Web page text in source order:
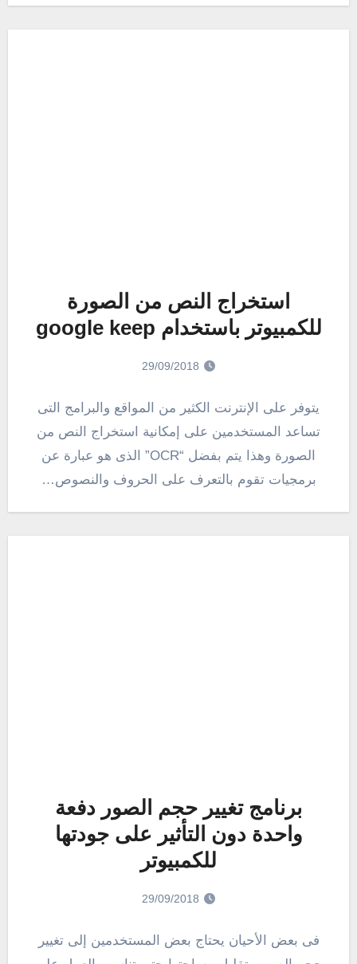
استخراج النص من الصورة
للكمبيوتر باستخدام google keep
29/09/2018
يتوفر على الإنترنت الكثير من المواقع والبرامج التى
تساعد المستخدمين على إمكانية استخراج النص من
الصورة وهذا يتم بفضل “OCR” الذى هو عبارة عن
برمجيات تقوم بالتعرف على الحروف والنصوص…
برنامج تغيير حجم الصور دفعة
واحدة دون التأثير على جودتها
للكمبيوتر
29/09/2018
فى بعض الأحيان يحتاج بعض المستخدمين إلى تغيير